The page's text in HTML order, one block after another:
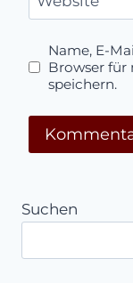
Name, E-
Browser für
speichern.
Suchen